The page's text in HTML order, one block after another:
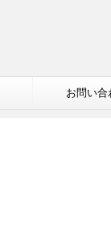
お問い合